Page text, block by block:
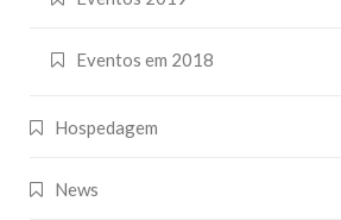
Eventos em 2018
Hospedagem
News